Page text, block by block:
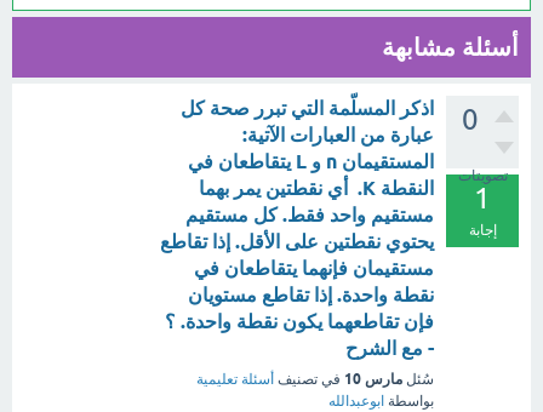
أسئلة مشابهة
0
تصويتات
1
إجابة
اذكر المسلّمة التي تبرر صحة كل
عبارة من العبارات الآتية:
المستقيمان n و L يتقاطعان في
النقطة K. أي نقطتين يمر بهما
مستقيم واحد فقط. كل مستقيم
يحتوي نقطتين على الأقل. إذا تقاطع
مستقيمان فإنهما يتقاطعان في
نقطة واحدة. إذا تقاطع مستويان
فإن تقاطعهما يكون نقطة واحدة. ؟
- مع الشرح
سُئل مارس 10 في تصنيف أسئلة تعليمية
بواسطة ابوعبدالله